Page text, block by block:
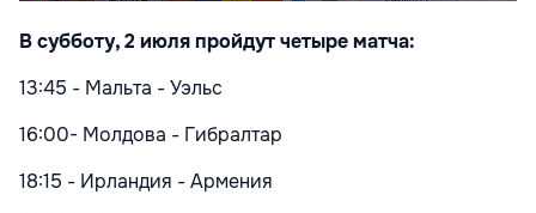
В субботу, 2 июля пройдут четыре матча:
13:45 - Мальта - Уэльс
16:00- Молдова - Гибралтар
18:15 - Ирландия - Армения